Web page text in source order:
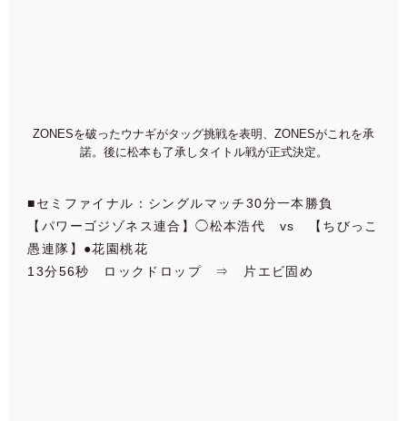
ZONESを破ったウナギがタッグ挑戦を表明、ZONESがこれを承
諾。後に松本も了承しタイトル戦が正式決定。
■セミファイナル：シングルマッチ30分一本勝負
【パワーゴジゾネス連合】◯松本浩代 vs 【ちびっこ
愚連隊】●花園桃花
13分56秒 ロックドロップ ⇒ 片エビ固め